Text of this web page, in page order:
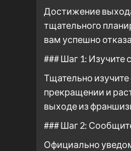
Достижение
тщательного
вам успешно
### Шаг 1: Изучите
Тщательно
прекращении и
выходе из
### Шаг 2:
Официально